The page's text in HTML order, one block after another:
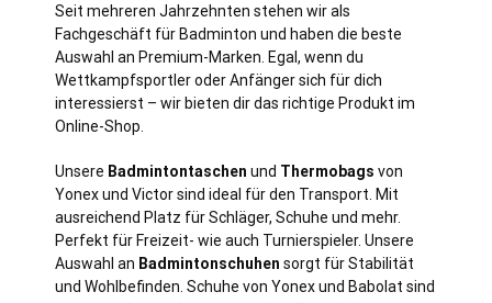
Seit mehreren Jahrzehnten stehen wir als
Fachgeschäft für Badminton und haben die beste
Auswahl an Premium-Marken. Egal, wenn du
Wettkampfsportler oder Anfänger sich für dich
interessierst – wir bieten dir das richtige Produkt im
Online-Shop.
Unsere Badmintontaschen und Thermobags von
Yonex und Victor sind ideal für den Transport. Mit
ausreichend Platz für Schläger, Schuhe und mehr.
Perfekt für Freizeit- wie auch Turnierspieler. Unsere
Auswahl an Badmintonschuhen sorgt für Stabilität
und Wohlbefinden. Schuhe von Yonex und Babolat sind